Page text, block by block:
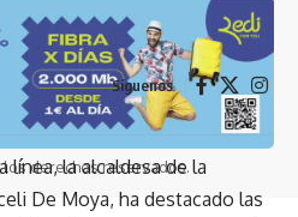
línea, la alcaldesa de la
De Moya, ha destacado las
Síguenos
derechos reservados.